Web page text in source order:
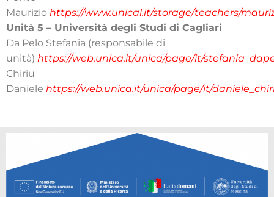
Maurizio https://www.unical.it/storage/teachers/
Unità 5 – Università degli Studi di Cagliari
Da Pelo Stefania (responsabile di
unità) https://web.unica.it/unica/page/it/
Chiriu
Daniele https://web.unica.it/unica/page/it/